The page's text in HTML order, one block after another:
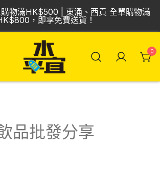
物滿HK$500 | 東涌、西貢 全單購物滿
，即享免費送貨！
0
品批發分享